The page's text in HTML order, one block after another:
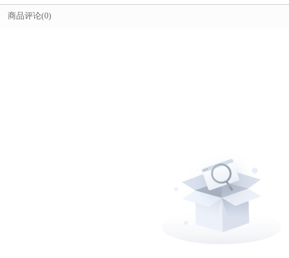
商品评论(0)